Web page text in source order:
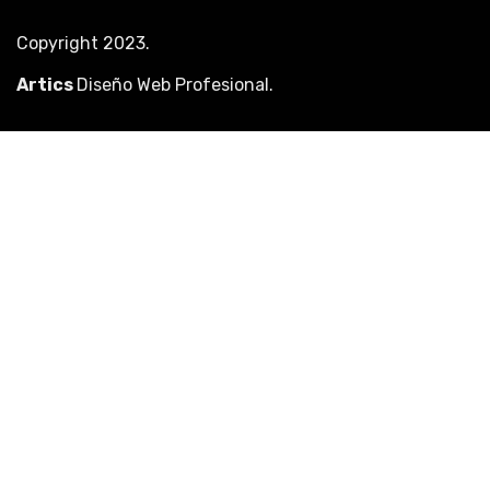
Copyright 2023.
Artics Diseño Web Profesional .